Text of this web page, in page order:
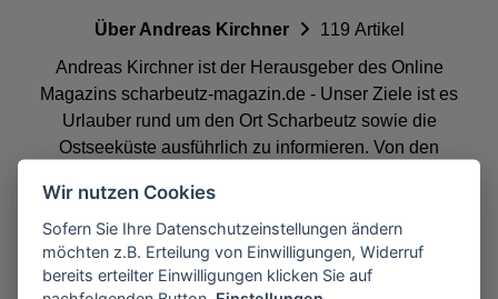
Über Andreas Kirchner
119 Artikel
Andreas Kirchner ist der Herausgeber des Online
Magazins scharbeutz-magazin.de - Unser Ziele ist es
Urlauber rund um den Ort Scharbeutz sowie die
Ostseeküste ausführlich zu informieren. Von den
Ferienwohnungen. Unser Ziel ist es, Sie bestmöglich
rund um Scharbeutz zu informieren.
Wir nutzen Cookies
Sofern Sie Ihre Datenschutzeinstellungen ändern
möchten z.B. Erteilung von Einwilligungen, Widerruf
bereits erteilter Einwilligungen klicken Sie auf